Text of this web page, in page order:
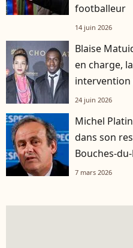
footballeur
14 juin 2026
Blaise
en charge,
intervention
24 juin 2026
Michel
dans son
Bouches-
7 mars 2026